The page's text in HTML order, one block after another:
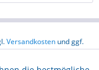
Versandkosten und ggf.